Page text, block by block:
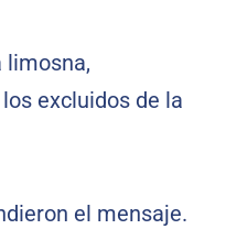
limosna,
excluidos de la
el mensaje.